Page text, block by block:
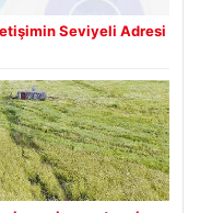
Seviyeli Adresi